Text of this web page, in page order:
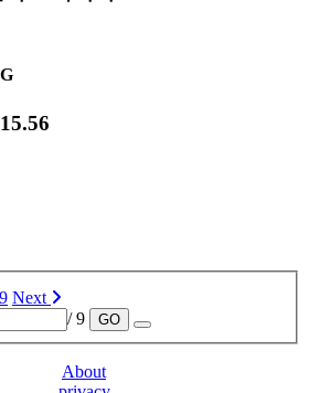
9 Next
/ 9
GO
About